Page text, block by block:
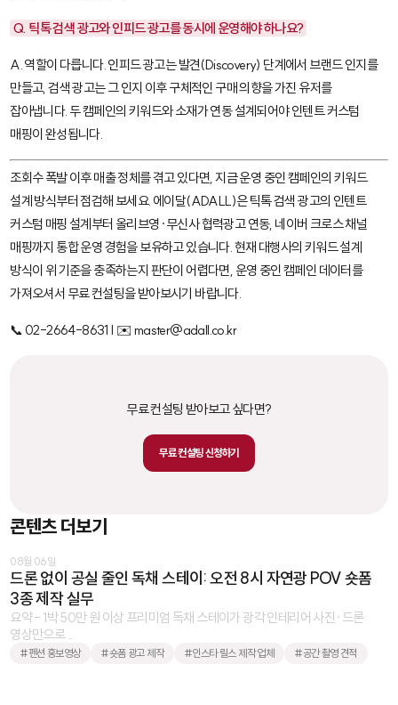
Q. 틱톡 검색 광고와 인피드 광고를 동시에 운영해야 하나요?
A. 역할이 다릅니다. 인피드 광고는 발견(Discovery) 단계에서 브랜드 인지를
만들고, 검색 광고는 그 인지 이후 구체적인 구매 의향을 가진 유저를
잡아냅니다. 두 캠페인의 키워드와 소재가 연동 설계되어야 인텐트 커스텀
매핑이 완성됩니다.
조회수 폭발 이후 매출 정체를 겪고 있다면, 지금 운영 중인 캠페인의 키워드
설계 방식부터 점검해 보세요. 에이달(ADALL)은 틱톡 검색 광고의 인텐트
커스텀 매핑 설계부터 올리브영·무신사 협력광고 연동, 네이버 크로스 채널
매핑까지 통합 운영 경험을 보유하고 있습니다. 현재 대행사의 키워드 설계
방식이 위 기준을 충족하는지 판단이 어렵다면, 운영 중인 캠페인 데이터를
가져오셔서 무료 컨설팅을 받아보시기 바랍니다.
📞 02-2664-8631 | ✉️ master@adall.co.kr
무료 컨설팅 받아보고 싶다면?
무료 컨설팅 신청하기
콘텐츠 더보기
08월 06일
드론 없이 공실 줄인 독채 스테이: 오전 8시 자연광 POV 숏폼
3종 제작 실무
요약 - 1박 50만 원 이상 프리미엄 독채 스테이가 광각 인테리어 사진·드론
영상만으로 ...
#펜션 홍보영상 #숏폼 광고 제작 #인스타 릴스 제작 업체 #공간 촬영 견적